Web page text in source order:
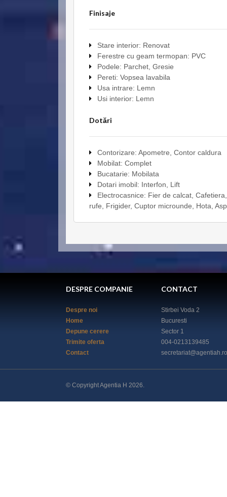
Finisaje
Stare interior: Renovat
Ferestre cu geam termopan: PVC
Podele: Parchet, Gresie
Pereti: Vopsea lavabila
Usa intrare: Lemn
Usi interior: Lemn
Dotări
Contorizare: Apometre, Contor caldura
Mobilat: Complet
Bucatarie: Mobilata
Dotari imobil: Interfon, Lift
Electrocasnice: Fier de calcat,
rufe, Frigider, Cuptor microunde, Hota,
DESPRE COMPANIE
Despre noi
Home
Depune cerere
Trimite oferta
Contact
CONTACT
Stirbei Voda 2
Bucuresti
Sector 1
004-0213139485
© Copyright Agentia H 2026.